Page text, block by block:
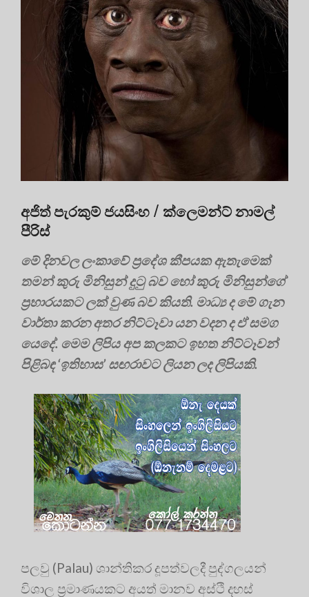
අජිත් පැරකුම් ජයසිංහ / ක්ලෙමන්ට් නාමල්
පීරිස්
මේ දිනවල ලංකාවේ ප්‍රදේශ කීපයක ඇතැමෙක්
තමන් කුරු මිනිසුන් දුටු බව හෝ කුරු මිනිසුන්ගේ
ප්‍රහාරයකට ලක් වුණ බව කියති. මාධ්‍ය ද මේ ගැන
වාර්තා කරන අතර නිට්ටෑවා යන වදන ද ඒ සමග
යෙදේ. මෙම ලිපිය අප කලකට ඉහත නිට්ටෑවන්
පිළිබඳ ‘ඉතිහාස’ සඟරාවට ලියන ලද ලිපියකි.
පලවු (Palau) ශාන්තිකර දූපත්වලදී පුද්ගලයන්
විශාල ප‍්‍රමාණයකට අයත් මානව අස්ථි දහස්